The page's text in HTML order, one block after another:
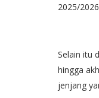
2025/
Selain itu
hingga
jenjang